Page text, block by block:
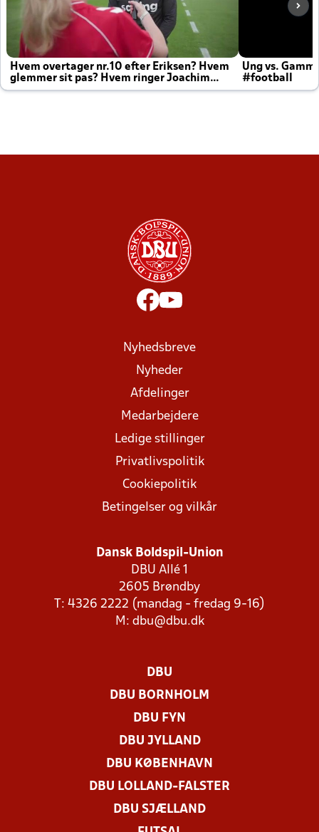
Hvem overtager nr.10 efter Eriksen? Hvem
glemmer sit pas? Hvem ringer Joachim
altid til efter kampe?
Ung vs.
#football
Nyhedsbreve
Nyheder
Afdelinger
Medarbejdere
Ledige stillinger
Privatlivspolitik
Cookiepolitik
Betingelser og vilkår
Dansk Boldspil-Union
DBU Allé 1
2605 Brøndby
T: 4326 2222 (mandag - fredag 9-16)
M: dbu@dbu.dk
DBU
DBU BORNHOLM
DBU FYN
DBU JYLLAND
DBU KØBENHAVN
DBU LOLLAND-FALSTER
DBU SJÆLLAND